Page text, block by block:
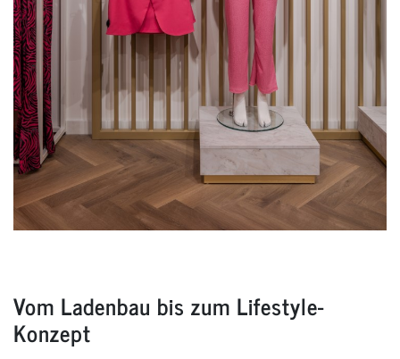
Vom Ladenbau bis zum Lifestyle-
Konzept